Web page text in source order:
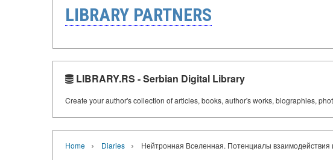
LIBRARY PARTNERS
LIBRARY.RS - Serbian Digital Library
Create your author's collection of articles, books, author's works, biographies,
Home › Diaries › Нейтронная Вселенная. Потенциалы взаимодействия